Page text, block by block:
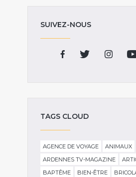
SUIVEZ-NOUS
TAGS CLOUD
AGENCE DE VOYAGE ANIMAUX
ARDENNES TV-MAGAZINE
BAPTÊME
BIEN-ÊTRE